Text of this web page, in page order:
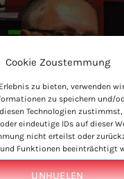
Cookie Zoustemmung
zu bieten, verwenden
zu speichern und/
Technologien
eindeutige IDs auf dieser
nicht erteilst oder
Funktionen beeinträchtigt
UNHUELEN